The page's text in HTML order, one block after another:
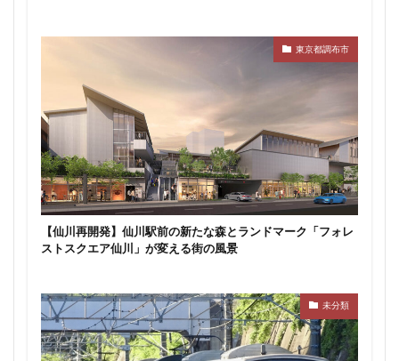
東京都調布市
【仙川再開発】仙川駅前の新たな森とランドマーク「フォレ
ストスクエア仙川」が変える街の風景
未分類